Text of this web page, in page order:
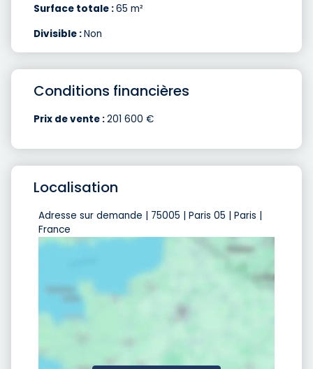
Surface totale :65 m²
Divisible :Non
Conditions financières
Prix de vente :201 600 €
Localisation
Adresse sur demande | 75005 | Paris 05 | Paris |
France